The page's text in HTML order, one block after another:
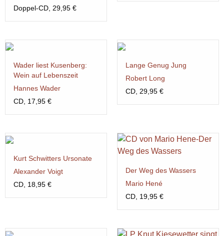
Doppel-CD, 29,95 €
Wader liest Kusenberg:
Wein auf Lebenszeit
Hannes Wader
CD, 17,95 €
Lange Genug Jung
Robert Long
CD, 29,95 €
Kurt Schwitters Ursonate
Alexander Voigt
CD, 18,95 €
Der Weg des Wassers
Mario Hené
CD, 19,95 €